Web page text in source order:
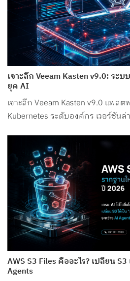
เจาะลึก Veeam Kasten v9.0: ระ
ยุค AI
เจาะลึก Veeam Kasten v9.0 แพล
Kubernetes ระดับองค์กร เวอร์ชัน
AWS S3 Files คืออะไร? เปลี่ยน
Agents